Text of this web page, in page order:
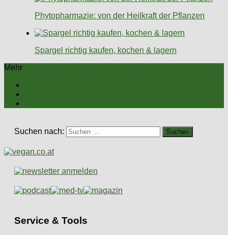
Phytopharmazie: von der Heilkraft der Pflanzen
Spargel richtig kaufen, kochen & lagern
Mehr
Suchen nach:
Service & Tools